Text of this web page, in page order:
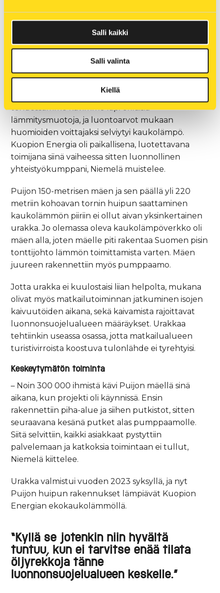
Salli kaikki
Salli valinta
Kiellä
kaupunki ja yritys saivat luotua sopimuksen,
Kolmen tahon yhteisprojekti
vuokranantajamme kanssa selvitystyötä
tehdessämme kävimme läpi erilaisia
lämmitysmuotoja, ja luontoarvot mukaan
huomioiden voittajaksi selviytyi kaukolämpö.
Kuopion Energia oli paikallisena, luotettavana
toimijana siinä vaiheessa sitten luonnollinen
yhteistyökumppani, Niemelä muistelee.
Puijon 150-metrisen mäen ja sen päällä yli 220
metriin kohoavan tornin huipun saattaminen
kaukolämmön piiriin ei ollut aivan yksinkertainen
urakka. Jo olemassa oleva kaukolämpöverkko oli
mäen alla, joten mäelle piti rakentaa Suomen pisin
tonttijohto lämmön toimittamista varten. Mäen
juureen rakennettiin myös pumppaamo.
Jotta urakka ei kuulostaisi liian helpolta, mukana
olivat myös matkailutoiminnan jatkuminen isojen
kaivuutöiden aikana, sekä kaivamista rajoittavat
luonnonsuojelualueen määräykset. Urakkaa
tehtiinkin useassa osassa, jotta matkailualueen
turistivirroista koostuva tulonlähde ei tyrehtyisi.
Keskeytymätön toiminta
– Noin 300 000 ihmistä kävi Puijon mäellä sinä
aikana, kun projekti oli käynnissä. Ensin
rakennettiin piha-alue ja siihen putkistot, sitten
seuraavana kesänä putket alas pumppaamolle.
Siitä selvittiin, kaikki asiakkaat pystyttiin
palvelemaan ja katkoksia toimintaan ei tullut,
Niemelä kiittelee.
Urakka valmistui vuoden 2023 syksyllä, ja nyt
Puijon huipun rakennukset lämpiävät Kuopion
Energian ekokaukolämmöllä.
“Kyllä se jotenkin niin hyvältä
tuntuu, kun ei tarvitse enää tilata
öljyrekkoja tänne
luonnonsuojelualueen keskelle.”